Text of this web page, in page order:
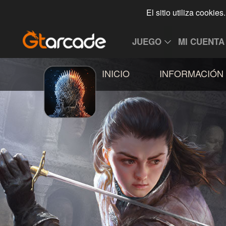
El sitio utiliza
JUEGO MI CUENTA
INICIO